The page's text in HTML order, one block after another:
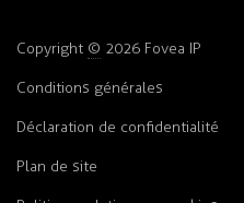
Copyright © 2026 Fovea IP
Conditions générales
Déclaration de confidentialité
Plan de site